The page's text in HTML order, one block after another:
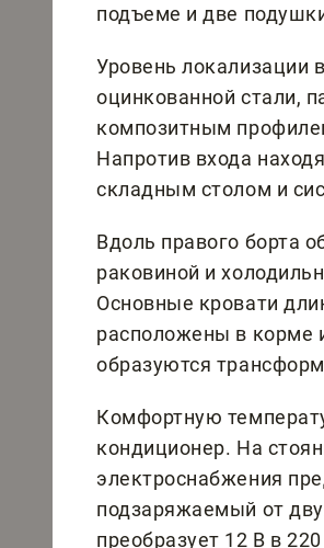
подъеме и две
Уровень локализации
оцинкованной стали,
композитным
Напротив входа
складным столом и
Вдоль правого борта
раковиной и
Основные кровати
расположены в корме
образуются
Комфортную
кондиционер. На
электроснабжения
подзаряжаемый от
преобразует 12 В в